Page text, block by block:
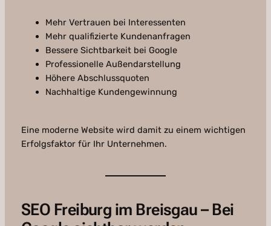
Mehr Vertrauen bei Interessenten
Mehr qualifizierte Kundenanfragen
Bessere Sichtbarkeit bei Google
Professionelle Außendarstellung
Höhere Abschlussquoten
Nachhaltige Kundengewinnung
Eine moderne Website wird damit zu einem wichtigen
Erfolgsfaktor für Ihr Unternehmen.
SEO Freiburg im Breisgau – Bei